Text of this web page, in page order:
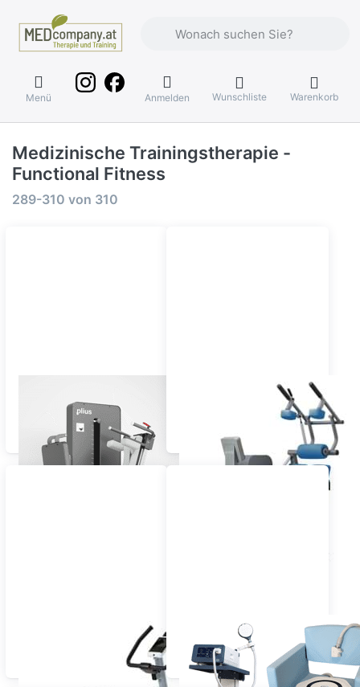
Menü Anmelden Wunschliste Warenkorb
Medizinische Trainingstherapie -
Functional Fitness
Suchergebnisse:
289-310 von 310
exzentrisches Training
MD-Gewichtsplatten
Serie
nethos® konzentrisch-
konzentrisches Training
MD-Hydraulische Serie
velius® Cardio Line 900
Cycle-Cross-Relax-
Stair-Body MD
Beckenbodenstimmulation-
Inkontinenz